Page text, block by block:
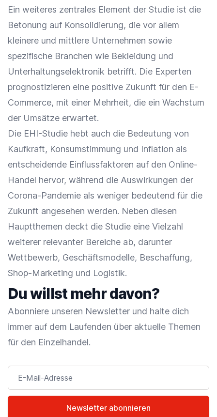
Ein weiteres zentrales Element der Studie ist die
Betonung auf Konsolidierung, die vor allem
kleinere und mittlere Unternehmen sowie
spezifische Branchen wie Bekleidung und
Unterhaltungselektronik betrifft. Die Experten
prognostizieren eine positive Zukunft für den E-
Commerce, mit einer Mehrheit, die ein Wachstum
der Umsätze erwartet.
Die EHI-Studie hebt auch die Bedeutung von
Kaufkraft, Konsumstimmung und Inflation als
entscheidende Einflussfaktoren auf den Online-
Handel hervor, während die Auswirkungen der
Corona-Pandemie als weniger bedeutend für die
Zukunft angesehen werden. Neben diesen
Hauptthemen deckt die Studie eine Vielzahl
weiterer relevanter Bereiche ab, darunter
Wettbewerb, Geschäftsmodelle, Beschaffung,
Shop-Marketing und Logistik.
Du willst mehr davon?
Abonniere unseren Newsletter und halte dich
immer auf dem Laufenden über aktuelle Themen
für den Einzelhandel.
E-Mail-Adresse
Newsletter abonnieren